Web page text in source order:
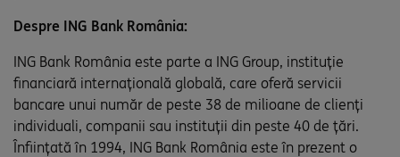
Despre ING Bank România:
ING Bank România este parte a ING Group, instituție
financiară internațională globală, care oferă servicii
bancare unui număr de peste 38 de milioane de clienți
individuali, companii sau instituții din peste 40 de țări.
Înființată în 1994, ING Bank România este în prezent o